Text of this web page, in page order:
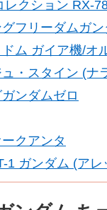
レクション RX-
フリーダムガン
ム ガイア機/オ
・スタイン (ナ
ンダムゼロ
クアンタ
1 ガンダム (アレ